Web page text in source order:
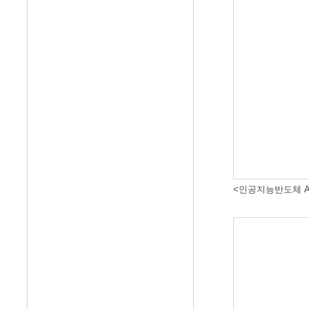
<인공지능반도체